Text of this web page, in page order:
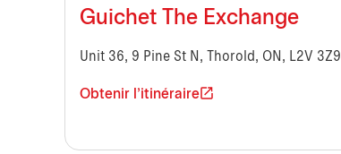
Guichet The Exchange
Unit 36, 9 Pine St N, Thorold, ON, L2V 3Z9
Obtenir l'itinéraire